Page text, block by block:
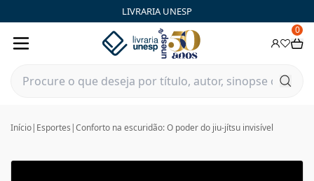
LIVRARIA UNESP
0
Início| Esportes |Conforto na escuridão: O poder do jiu-jítsu invisível